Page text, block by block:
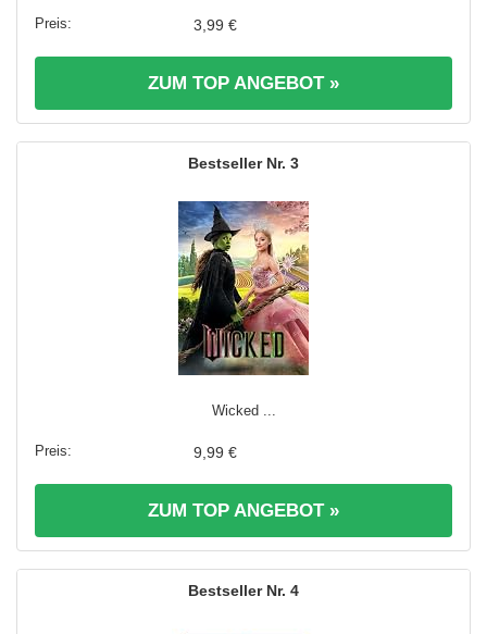
3,99 €
ZUM TOP ANGEBOT »
3
Wicked ...
9,99 €
ZUM TOP ANGEBOT »
4